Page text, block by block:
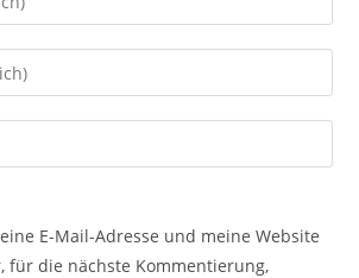
E-Mail-Adresse und meine Website
für die nächste Kommentierung,